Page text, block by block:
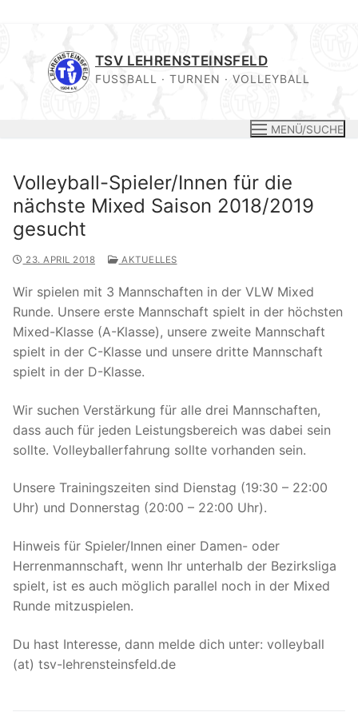
springen
TSV LEHRENSTEINSFELD
FUSSBALL · TURNEN · VOLLEYBALL
MENÜ/SUCHE
Volleyball-Spieler/Innen für die
nächste Mixed Saison 2018/2019
gesucht
23. APRIL 2018 AKTUELLES
Wir spielen mit 3 Mannschaften in der VLW Mixed
Runde. Unsere erste Mannschaft spielt in der höchsten
Mixed-Klasse (A-Klasse), unsere zweite Mannschaft
spielt in der C-Klasse und unsere dritte Mannschaft
spielt in der D-Klasse.
Wir suchen Verstärkung für alle drei Mannschaften,
dass auch für jeden Leistungsbereich was dabei sein
sollte. Volleyballerfahrung sollte vorhanden sein.
Unsere Trainingszeiten sind Dienstag (19:30 – 22:00
Uhr) und Donnerstag (20:00 – 22:00 Uhr).
Hinweis für Spieler/Innen einer Damen- oder
Herrenmannschaft, wenn Ihr unterhalb der Bezirksliga
spielt, ist es auch möglich parallel noch in der Mixed
Runde mitzuspielen.
Du hast Interesse, dann melde dich unter: volleyball
(at) tsv-lehrensteinsfeld.de